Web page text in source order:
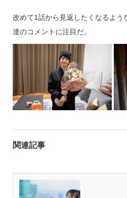
改めて1話から見返したくなるよう
達のコメントに注目だ。
関連記事